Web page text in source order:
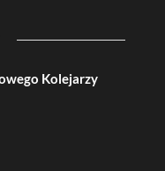
Kolejarzy